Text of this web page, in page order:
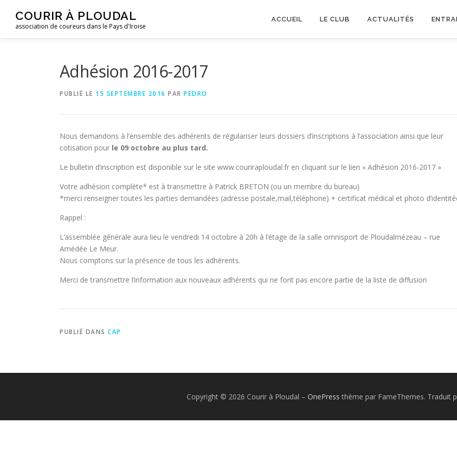
contenu
COURIR À PLOUDAL
association de coureurs dans le Pays d'Iroise
ACCUEIL LE CLUB ACTUALITÉS
Adhésion 2016-2017
PUBLIÉ LE 15 SEPTEMBRE 2016 PAR PEDRO
Nous demandons à l’ensemble des adhérents de régulariser leurs dossiers d’inscriptions à l’association ainsi que leur
cotisation pour le 09 octobre au plus tard.
Le bulletin d’inscription est disponible sur le site www.couriraploudal.fr en cliquant sur le lien « Adhésion 2016-2017 »
Votre adhésion complète* est à transmettre à Patrick BRETON (ou un membre du bureau)
*merci renseigner toutes les parties demandées (adresse postale,mail,téléphone) + certificat médical et photo
Rappel :
L’assemblée générale aura lieu le vendredi 14 octobre à 20h à l’étage de la salle omnisport de Ploudalmézeau – rue
Amédée Le Meur.
Nous comptons sur la présence de tous les adhérents.
Merci de transmettre l’information aux nouveaux adhérents qui ne font pas encore partie de la liste de diffusion
PUBLIÉ DANS CAP
Copyright © 2026 Courir à Ploudal – OnePress thème par FameThemes. Traduit